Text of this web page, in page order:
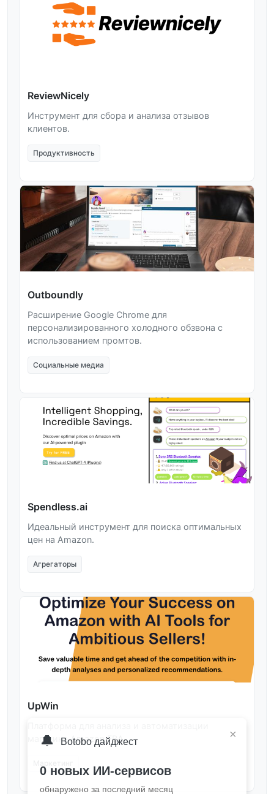
ReviewNicely
Инструмент для сбора и анализа отзывов
клиентов.
Продуктивность
Outboundly
Расширение Google Chrome для
персонализированного холодного обзвона с
использованием промтов.
Социальные медиа
Spendless.ai
Идеальный инструмент для поиска оптимальных
цен на Amazon.
Агрегаторы
UpWin
магазина Amazon FBA.
×
🔔 Botobo дайджест
0 новых ИИ-сервисов
обнаружено за последний месяц